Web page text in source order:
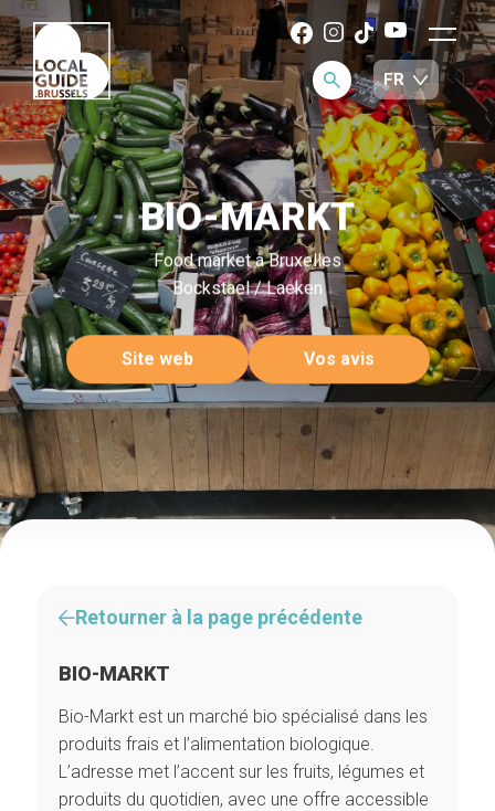
BIO-MARKT
Food market à Bruxelles
Bockstael / Laeken
Site web Vos avis
Retourner à la page précédente
BIO-MARKT
Bio-Markt est un marché bio spécialisé dans les
produits frais et l’alimentation biologique.
L’adresse met l’accent sur les fruits, légumes et
produits du quotidien, avec une offre accessible